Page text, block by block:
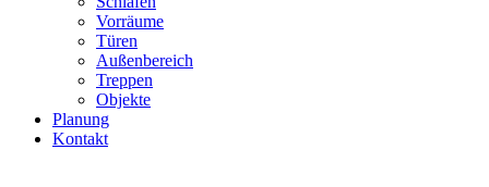
Vorräume
Türen
Außenbereich
Treppen
Objekte
Planung
Kontakt